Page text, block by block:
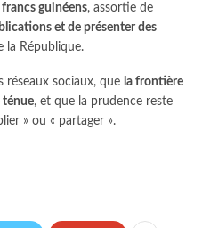
guinéens, assortie de
et de présenter des
la République.
réseaux sociaux, que la frontière
ténue, et que la prudence reste
» ou « partager ».